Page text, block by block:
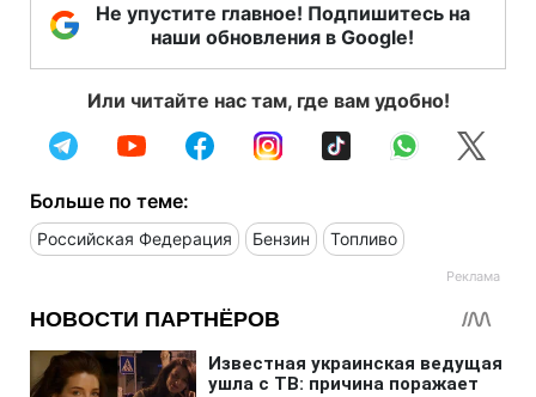
Не упустите главное! Подпишитесь на
наши обновления в Google!
Или читайте нас там, где вам удобно!
Больше по теме:
Российская Федерация Бензин Топливо